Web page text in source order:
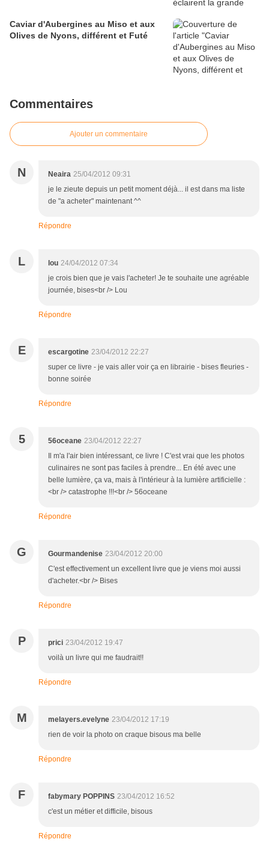
Caviar d'Aubergines au Miso et aux
Olives de Nyons, différent et Futé
Commentaires
Ajouter un commentaire
N Neaira 25/04/2012 09:31
je le zieute depuis un petit moment déjà... il est dans ma liste
de "a acheter" maintenant ^^
Répondre
L lou 24/04/2012 07:34
je crois bien que je vais l'acheter! Je te souhaite une agréable
journée, bises<br /> Lou
Répondre
E escargotine 23/04/2012 22:27
super ce livre - je vais aller voir ça en librairie - bises fleuries -
bonne soirée
Répondre
5 56oceane 23/04/2012 22:27
Il m'a l'air bien intéressant, ce livre ! C'est vrai que les photos
culinaires ne sont pas faciles à prendre... En été avec une
belle lumière, ça va, mais à l'intérieur à la lumière artificielle :
<br /> catastrophe !!!<br /> 56oceane
Répondre
G Gourmandenise 23/04/2012 20:00
C'est effectivement un excellent livre que je viens moi aussi
d'acheter.<br /> Bises
Répondre
P prici 23/04/2012 19:47
voilà un livre qui me faudrait!!
Répondre
M melayers.evelyne 23/04/2012 17:19
rien de voir la photo on craque bisous ma belle
Répondre
F fabymary POPPINS 23/04/2012 16:52
c'est un métier et difficile, bisous
Répondre